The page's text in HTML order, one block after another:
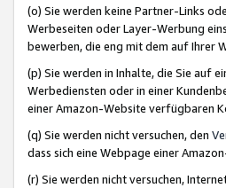
(o) Sie werden keine Partner-Links
Werbeseiten oder Layer-Werbung
bewerben, die eng mit dem auf Ihrer
(p) Sie werden in Inhalte, die Sie auf
Werbediensten oder in einer
einer Amazon-Website verfügbaren
(q) Sie werden nicht versuchen, den
dass sich eine Webpage einer
(r) Sie werden nicht versuchen,